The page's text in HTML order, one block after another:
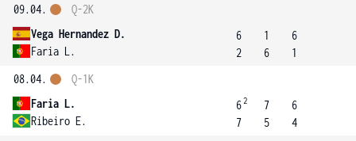
09.04.
Vega Hernandez D.
Faria L.
Q-2K
6
2
1
6
6
1
08.04.
Faria L.
Ribeiro E.
Q-1K
62
7
7
5
6
4